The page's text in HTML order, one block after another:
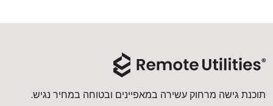
תוכנת גישה מרחוק עשירה במאפיינים ובטוחה במחיר נגיש.